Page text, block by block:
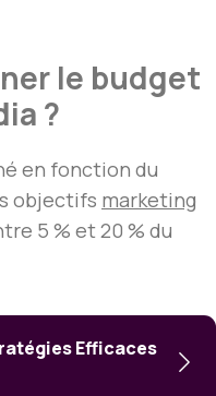
le budget
?
en fonction du
objectifs marketing
5 % et 20 % du
Efficaces